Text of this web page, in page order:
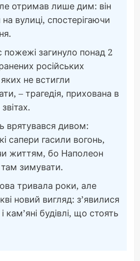
отримав лише дим: він
на вулиці, спостерігаючи
пожежі загинуло понад 2
російських
не встигли
– трагедія, прихована в
врятувався дивом:
сапери гасили вогонь,
життям, бо Наполеон
зимувати.
тривала роки, але
новий вигляд: з’явилися
кам’яні будівлі, що стоять